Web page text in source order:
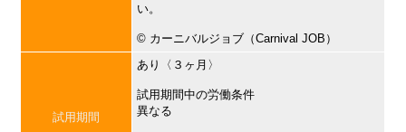
い。
©︎ カーニバルジョブ（Carnival JOB）
試用期間
あり〈３ヶ月〉
試用期間中の労働条件
異なる